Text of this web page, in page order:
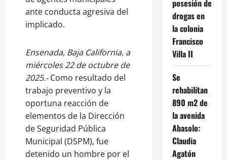
ante conducta agresiva del
implicado.
Ensenada, Baja California, a
miércoles 22 de octubre de
2025.-Como resultado del
trabajo preventivo y la
oportuna reacción de
elementos de la Dirección
de Seguridad Pública
Municipal (DSPM), fue
detenido un hombre por el
posesión de
drogas en
la colonia
Francisco
Villa II
Se
rehabilitan
890 m2 de
la avenida
Abasolo:
Claudia
Agatón